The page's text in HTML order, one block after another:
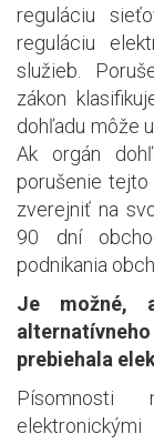
reguláciu
reguláciu
služieb.
zákon
dohľadu môže
Ak orgán
porušenie
zverejniť na
90 dní
podnikania
Je možné,
prebiehala
Písomnosti
elektronickými